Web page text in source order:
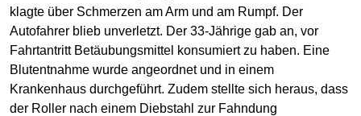
klagte über Schmerzen am Arm und am Rumpf. Der
Autofahrer blieb unverletzt. Der 33-Jährige gab an, vor
Fahrtantritt Betäubungsmittel konsumiert zu haben. Eine
Blutentnahme wurde angeordnet und in einem
Krankenhaus durchgeführt. Zudem stellte sich heraus, dass
der Roller nach einem Diebstahl zur Fahndung